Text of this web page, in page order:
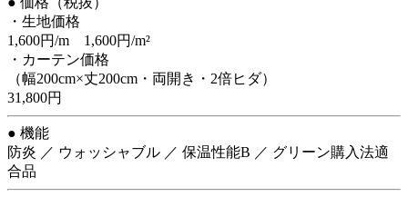
・生地価格
1,600円/m 1,600円/m²
・カーテン価格
（幅200cm×丈200cm・両開き・2倍ヒダ）
31,800円
● 機能
防炎 ／ ウォッシャブル ／ 保温性能B ／ グリーン購入法適
合品